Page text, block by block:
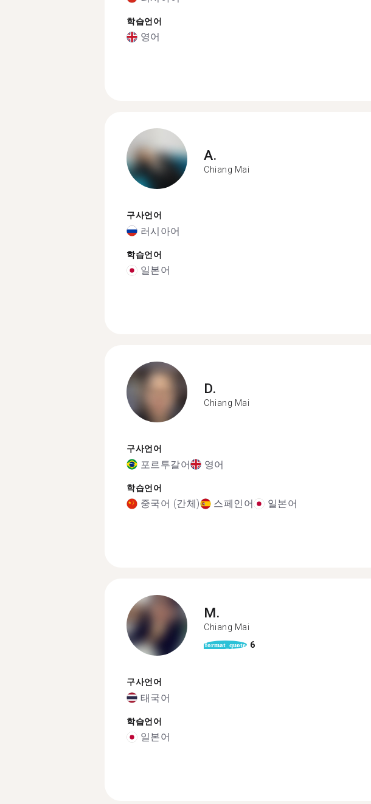
학습언어
영어
A.
Chiang Mai
구사언어
러시아어
학습언어
일본어
D.
Chiang Mai
구사언어
포르투갈어 영어
학습언어
중국어 (간체) 스페인어 일본어
M.
Chiang Mai
format_quote 6
구사언어
태국어
학습언어
일본어